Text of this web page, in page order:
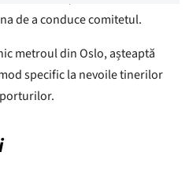
de a conduce comitetul.
metroul din Oslo, așteaptă
specific la nevoile tinerilor